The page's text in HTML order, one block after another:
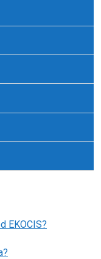
EKOCIS?